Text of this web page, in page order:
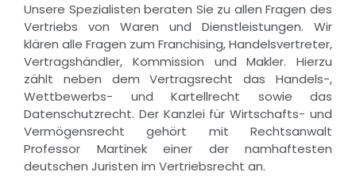
Unsere Spezialisten beraten Sie zu allen Fragen des
Vertriebs von Waren und Dienstleistungen. Wir
klären alle Fragen zum Franchising, Handelsvertreter,
Vertragshändler, Kommission und Makler. Hierzu
zählt neben dem Vertragsrecht das Handels-,
Wettbewerbs- und Kartellrecht sowie das
Datenschutzrecht. Der Kanzlei für Wirtschafts- und
Vermögensrecht gehört mit Rechtsanwalt
Professor Martinek einer der namhaftesten
deutschen Juristen im Vertriebsrecht an.